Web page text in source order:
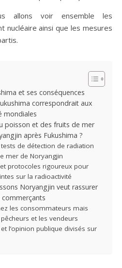
allons voir ensemble les
nucléaire ainsi que les mesures
et ses conséquences
correspondrait aux
mondiales
poisson et des fruits de mer
après Fukushima ?
de détection de radiation
mer de Noryangjin
protocoles rigoureux pour
sur la radioactivité
Noryangjin veut rassurer
commerçants
les consommateurs mais
et les vendeurs
l’opinion publique divisés sur